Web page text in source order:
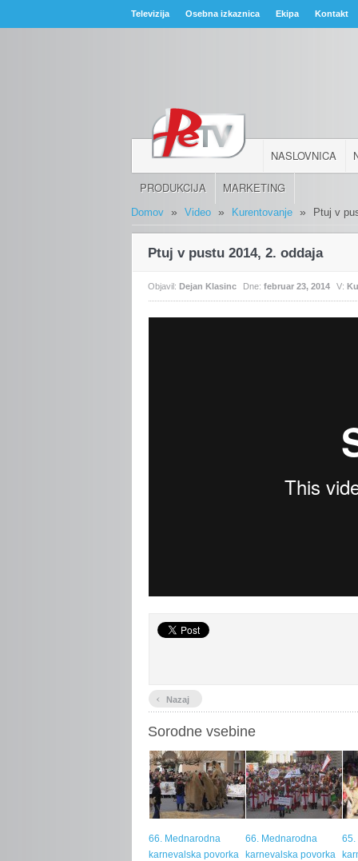
Televizija Osebna izkaznica Ekipa Kontakt
NASLOVNICA
PRODUKCIJA MARKETING
Domov » Video » Kurentovanje » Ptuj v
Ptuj v pustu 2014, 2. oddaja
Objavil:Dejan Klasinc Dne:februar 23, 2014 V:
‹ Nazaj
Sorodne vsebine
66. Mednarodna
karnevalska povorka
66. Mednarodna
karnevalska povorka
65.